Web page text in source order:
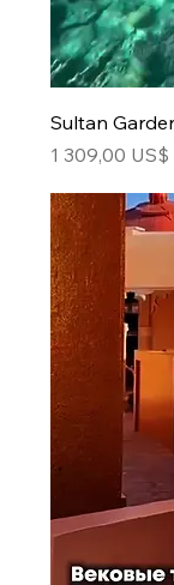
Sultan
Цена
1 309,00 US$